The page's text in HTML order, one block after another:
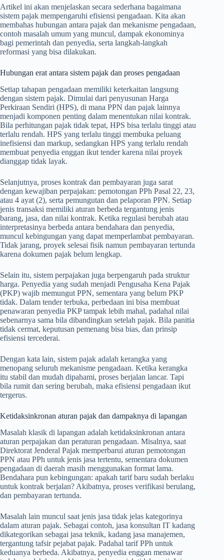
Artikel ini akan menjelaskan secara sederhana bagaimana
sistem pajak mempengaruhi efisiensi pengadaan. Kita akan
membahas hubungan antara pajak dan mekanisme pengadaan,
contoh masalah umum yang muncul, dampak ekonominya
bagi pemerintah dan penyedia, serta langkah-langkah
reformasi yang bisa dilakukan.
Hubungan erat antara sistem pajak dan proses pengadaan
Setiap tahapan pengadaan memiliki keterkaitan langsung
dengan sistem pajak. Dimulai dari penyusunan Harga
Perkiraan Sendiri (HPS), di mana PPN dan pajak lainnya
menjadi komponen penting dalam menentukan nilai kontrak.
Bila perhitungan pajak tidak tepat, HPS bisa terlalu tinggi atau
terlalu rendah. HPS yang terlalu tinggi membuka peluang
inefisiensi dan markup, sedangkan HPS yang terlalu rendah
membuat penyedia enggan ikut tender karena nilai proyek
dianggap tidak layak.
Selanjutnya, proses kontrak dan pembayaran juga sarat
dengan kewajiban perpajakan: pemotongan PPh Pasal 22, 23,
atau 4 ayat (2), serta pemungutan dan pelaporan PPN. Setiap
jenis transaksi memiliki aturan berbeda tergantung jenis
barang, jasa, dan nilai kontrak. Ketika regulasi berubah atau
interpretasinya berbeda antara bendahara dan penyedia,
muncul kebingungan yang dapat memperlambat pembayaran.
Tidak jarang, proyek selesai fisik namun pembayaran tertunda
karena dokumen pajak belum lengkap.
Selain itu, sistem perpajakan juga berpengaruh pada struktur
harga. Penyedia yang sudah menjadi Pengusaha Kena Pajak
(PKP) wajib memungut PPN, sementara yang belum PKP
tidak. Dalam tender terbuka, perbedaan ini bisa membuat
penawaran penyedia PKP tampak lebih mahal, padahal nilai
sebenarnya sama bila dibandingkan setelah pajak. Bila panitia
tidak cermat, keputusan pemenang bisa bias, dan prinsip
efisiensi tercederai.
Dengan kata lain, sistem pajak adalah kerangka yang
menopang seluruh mekanisme pengadaan. Ketika kerangka
itu stabil dan mudah dipahami, proses berjalan lancar. Tapi
bila rumit dan sering berubah, maka efisiensi pengadaan ikut
tergerus.
Ketidaksinkronan aturan pajak dan dampaknya di lapangan
Masalah klasik di lapangan adalah ketidaksinkronan antara
aturan perpajakan dan peraturan pengadaan. Misalnya, saat
Direktorat Jenderal Pajak memperbarui aturan pemotongan
PPN atau PPh untuk jenis jasa tertentu, sementara dokumen
pengadaan di daerah masih menggunakan format lama.
Bendahara pun kebingungan: apakah tarif baru sudah berlaku
untuk kontrak berjalan? Akibatnya, proses verifikasi berulang,
dan pembayaran tertunda.
Masalah lain muncul saat jenis jasa tidak jelas kategorinya
dalam aturan pajak. Sebagai contoh, jasa konsultan IT kadang
dikategorikan sebagai jasa teknik, kadang jasa manajemen,
tergantung tafsir pejabat pajak. Padahal tarif PPh untuk
keduanya berbeda. Akibatnya, penyedia enggan menawar